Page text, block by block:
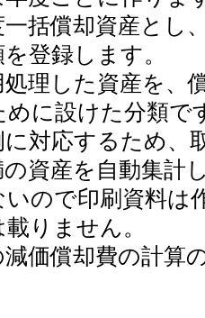
括償却資産とし
登録します。
理した資産を、
めに設けた分類で
対応するため、
の資産を自動集計
ので印刷資料は
りません。
価償却費の計算